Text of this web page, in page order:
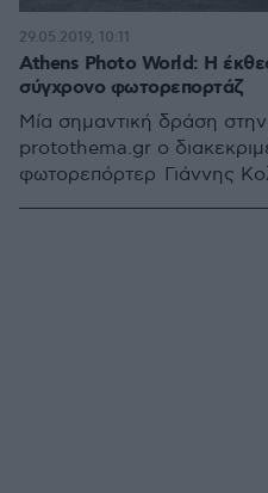
Athens Photo World: Η
σύγχρονο φωτορεπορτάζ
Μία σημαντική δράση
protothema.gr ο
φωτορεπόρτερ Γιάννης
29.05.2019, 10:11